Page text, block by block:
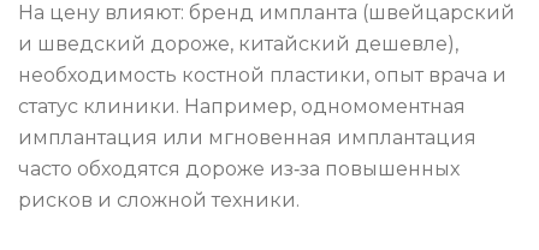
На цену влияют: бренд импланта (швейцарский
и шведский дороже, китайский дешевле),
необходимость костной пластики, опыт врача и
статус клиники. Например, одномоментная
имплантация или мгновенная имплантация
часто обходятся дороже из‑за повышенных
рисков и сложной техники.